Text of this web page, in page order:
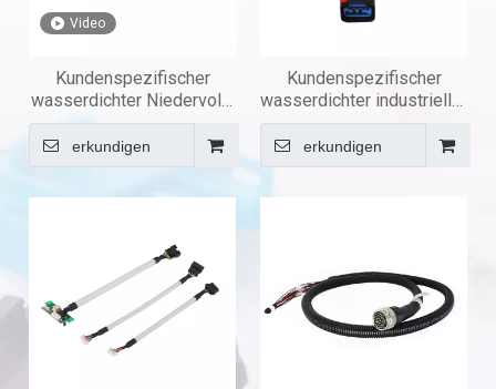
Video
Kundenspezifischer
wasserdichter Niedervolt-
Industriekabelbaum
erkundigen
Kundenspezifischer
wasserdichter industrieller
Kabelbaum für Geräte
erkundigen